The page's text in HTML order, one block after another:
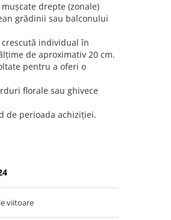
drepte (zonale)
grădinii sau balconului
individual în
de aproximativ 20 cm.
pentru a oferi o
florale sau ghivece
de perioada achiziției.
viitoare